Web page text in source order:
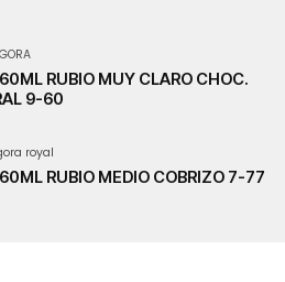
RUBIO MUY CLARO CHOC.
9-60
royal
RUBIO MEDIO COBRIZO 7-77